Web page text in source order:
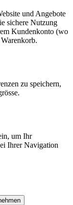
und Angebote
sichere Nutzung
Kundenkonto (wo
zu speichern,
um Ihr
Ihrer Navigation